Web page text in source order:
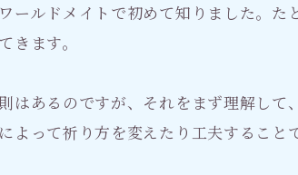
ールドメイトで初めて知りました。
きます。
はあるのですが、それをまず理解して
よって祈り方を変えたり工夫するこ